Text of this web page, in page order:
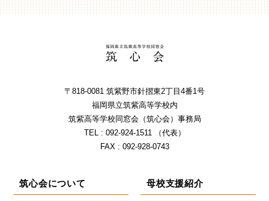
〒818-0081 筑紫野市針摺東2丁⽬4番1号
福岡県⽴筑紫⾼等学校内
筑紫⾼等学校同窓会（筑⼼会）事務局
TEL : 092-924-1511 （代表）
FAX : 092-928-0743
筑心会について 母校支援紹介